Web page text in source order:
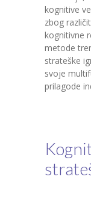
kognitive
zbog
kognitivne
metode
strateške
svoje
prilagode